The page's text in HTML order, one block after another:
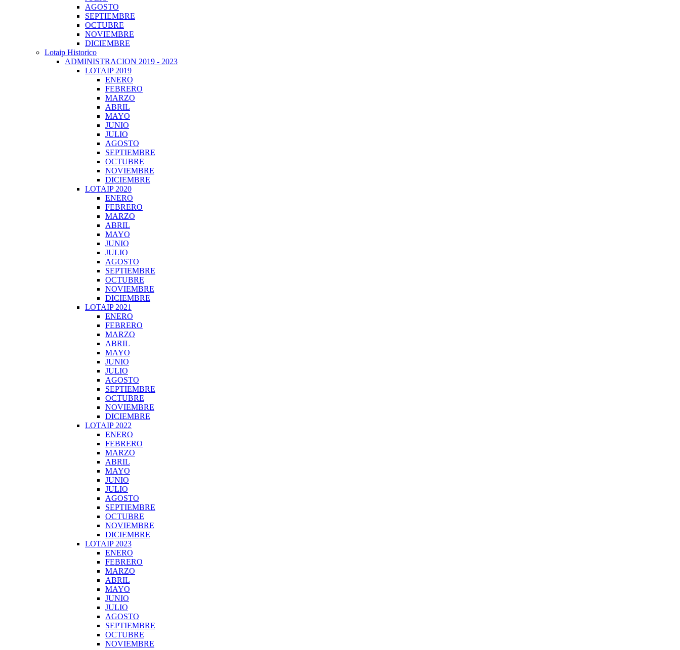
AGOSTO
SEPTIEMBRE
OCTUBRE
NOVIEMBRE
DICIEMBRE
Lotaip Historico
ADMINISTRACION 2019 - 2023
LOTAIP 2019
ENERO
FEBRERO
MARZO
ABRIL
MAYO
JUNIO
JULIO
AGOSTO
SEPTIEMBRE
OCTUBRE
NOVIEMBRE
DICIEMBRE
LOTAIP 2020
ENERO
FEBRERO
MARZO
ABRIL
MAYO
JUNIO
JULIO
AGOSTO
SEPTIEMBRE
OCTUBRE
NOVIEMBRE
DICIEMBRE
LOTAIP 2021
ENERO
FEBRERO
MARZO
ABRIL
MAYO
JUNIO
JULIO
AGOSTO
SEPTIEMBRE
OCTUBRE
NOVIEMBRE
DICIEMBRE
LOTAIP 2022
ENERO
FEBRERO
MARZO
ABRIL
MAYO
JUNIO
JULIO
AGOSTO
SEPTIEMBRE
OCTUBRE
NOVIEMBRE
DICIEMBRE
LOTAIP 2023
ENERO
FEBRERO
MARZO
ABRIL
MAYO
JUNIO
JULIO
AGOSTO
SEPTIEMBRE
OCTUBRE
NOVIEMBRE